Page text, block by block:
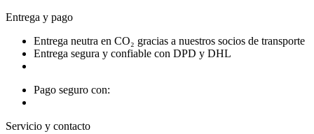
Entrega y pago
Entrega neutra en CO₂ gracias a nuestros socios de transporte
Entrega segura y confiable con DPD y DHL
Pago seguro con:
Servicio y contacto